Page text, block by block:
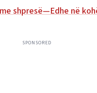
shpresë—Edhe në
SPONSORED